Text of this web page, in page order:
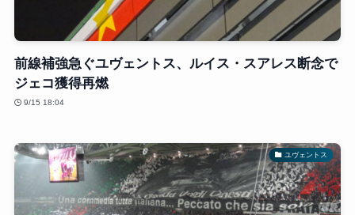
前線補強急ぐユヴェントス、ルイス・スアレス断念で
ジェコ獲得再燃
9/15 18:04
ユヴェントス